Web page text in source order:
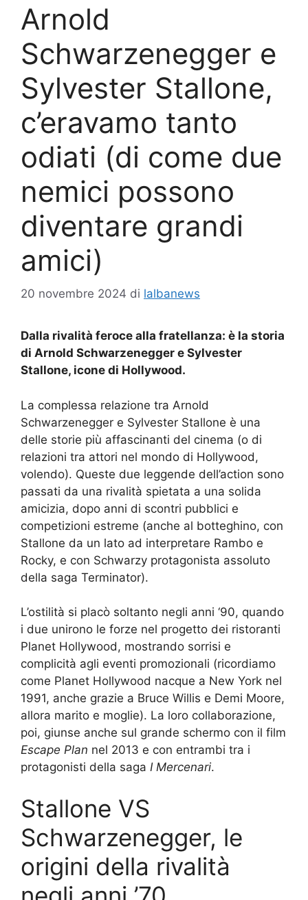
Arnold
Schwarzenegger e
Sylvester Stallone,
c’eravamo tanto
odiati (di come due
nemici possono
diventare grandi
amici)
20 novembre 2024 di lalbanews
Dalla rivalità feroce alla fratellanza: è la storia
di Arnold Schwarzenegger e Sylvester
Stallone, icone di Hollywood.
La complessa relazione tra Arnold
Schwarzenegger e Sylvester Stallone è una
delle storie più affascinanti del cinema (o di
relazioni tra attori nel mondo di Hollywood,
volendo). Queste due leggende dell’action sono
passati da una rivalità spietata a una solida
amicizia, dopo anni di scontri pubblici e
competizioni estreme (anche al botteghino, con
Stallone da un lato ad interpretare Rambo e
Rocky, e con Schwarzy protagonista assoluto
della saga Terminator).
L’ostilità si placò soltanto negli anni ‘90, quando
i due unirono le forze nel progetto dei ristoranti
Planet Hollywood, mostrando sorrisi e
complicità agli eventi promozionali (ricordiamo
come Planet Hollywood nacque a New York nel
1991, anche grazie a Bruce Willis e Demi Moore,
allora marito e moglie). La loro collaborazione,
poi, giunse anche sul grande schermo con il film
Escape Plan nel 2013 e con entrambi tra i
protagonisti della saga I Mercenari.
Stallone VS
Schwarzenegger, le
origini della rivalità